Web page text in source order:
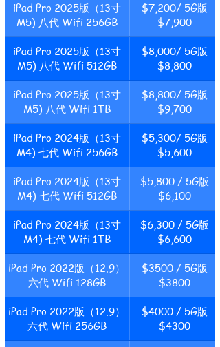
iPad Pro 2025版（13寸
M5) 八代 Wifi 256GB
$7,200/ 5G版
$7,900
iPad Pro 2025版（13寸
M5) 八代 Wifi 512GB
$8,000/ 5G版
$8,800
iPad Pro 2025版（13寸
M5) 八代 Wifi 1TB
$8,800/ 5G版
$9,700
iPad Pro 2024版（13寸
M4) 七代 Wifi 256GB
$5,300/ 5G版
$5,600
iPad Pro 2024版（13寸
M4) 七代 Wifi 512GB
$5,800 / 5G版
$6,100
iPad Pro 2024版（13寸
M4) 七代 Wifi 1TB
$6,300 / 5G版
$6,600
iPad Pro 2022版（12.9）
六代 Wifi 128GB
$3500 / 5G版
$3800
iPad Pro 2022版（12.9）
六代 Wifi 256GB
$4000 / 5G版
$4300